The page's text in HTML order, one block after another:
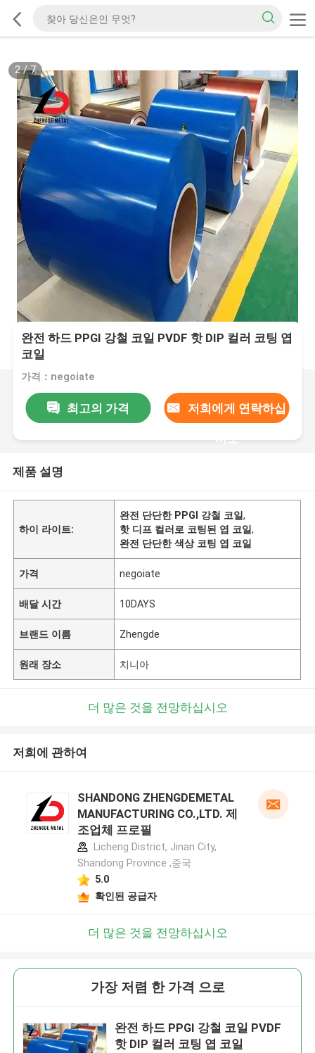
2/7
완전 하드 PPGI 강철 코일 PVDF 핫 DIP 컬러 코팅 엽
코일
가격：negoiate
최고의 가격 저희에게 연락하십
시오
제품 설명
하이 라이트:
완전 단단한 PPGI 강철 코일,
핫 디프 컬러로 코팅된 엽 코일,
완전 단단한 색상 코팅 엽 코일
가격 negoiate
배달 시간 10DAYS
브랜드 이름 Zhengde
원래 장소 치니아
더 많은 것을 전망하십시오
저희에 관하여
SHANDONG ZHENGDEMETAL
MANUFACTURING CO.,LTD. 제
조업체 프로필
Licheng District, Jinan City,
Shandong Province ,중국
5.0
확인된 공급자
더 많은 것을 전망하십시오
가장 저렴 한 가격 으로
완전 하드 PPGI 강철 코일 PVDF
핫 DIP 컬러 코팅 엽 코일